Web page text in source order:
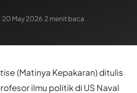
20 May 2026 2 menit baca
(Matinya Kepakaran) ditulis
ilmu politik di US Naval